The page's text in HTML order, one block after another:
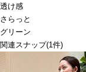
透け感
さらっと
グリーン
関連スナップ(1件)